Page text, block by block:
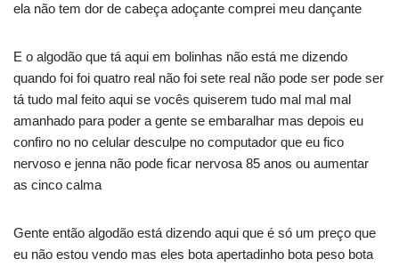
ela não tem dor de cabeça adoçante comprei meu dançante
E o algodão que tá aqui em bolinhas não está me dizendo
quando foi foi quatro real não foi sete real não pode ser pode ser
tá tudo mal feito aqui se vocês quiserem tudo mal mal mal
amanhado para poder a gente se embaralhar mas depois eu
confiro no no celular desculpe no computador que eu fico
nervoso e jenna não pode ficar nervosa 85 anos ou aumentar
as cinco calma
Gente então algodão está dizendo aqui que é só um preço que
eu não estou vendo mas eles bota apertadinho bota peso bota